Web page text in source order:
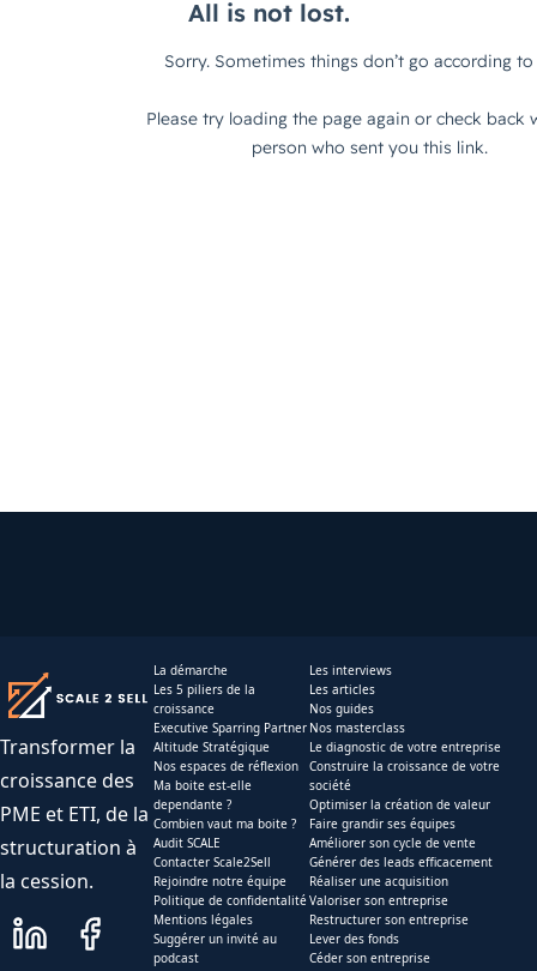
Transformer la
croissance des
PME et ETI, de la
structuration à
la cession.
La démarche
Les 5 piliers de la
croissance
Executive Sparring Partner
Altitude Stratégique
Nos espaces de réflexion
Ma boite est-elle
dependante ?
Combien vaut ma boite ?
Audit SCALE
Contacter Scale2Sell
Rejoindre notre équipe
Politique de confidentalité
Mentions légales
Suggérer un invité au
podcast
Les interviews
Les articles
Nos guides
Nos masterclass
Le diagnostic de votre entreprise
Construire la croissance de votre
société
Optimiser la création de valeur
Faire grandir ses équipes
Améliorer son cycle de vente
Générer des leads efficacement
Réaliser une acquisition
Valoriser son entreprise
Restructurer son entreprise
Lever des fonds
Céder son entreprise